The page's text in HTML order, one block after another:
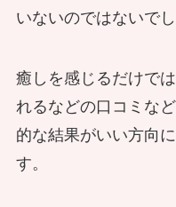
歪んだ愛が招い
感と生まれ変わ
神様と交渉で
の力は霊能者も
霊能者の本物
３１１当時の様
いないのではないで
癒しを感じるだけで
れるなどの口コミな
的な結果がいい方向
す。